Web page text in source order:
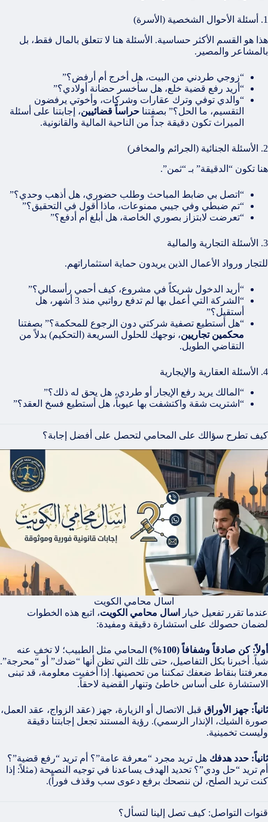
1. أسئلة الأحوال الشخصية (الأسرة)
هذا هو القسم الأكثر حساسية. الأسئلة هنا لا تتعلق بالمال فقط، بل
بالمشاعر والمصير.
“زوجي طردني من البيت، هل أخرج أم أرفض؟”
“أريد رفع قضية خلع، هل سأخسر حضانة أولادي؟”
“والدي توفي وترك عقارات وشركات، وأخوتي يرفضون
التقسيم، ما الحل؟” بصفتنا حراساً قضائيين، إجابتنا على أسئلة
الميراث تكون دقيقة جداً من الناحية المالية والقانونية.
2. الأسئلة الجنائية (الجرائم والمخافر)
هنا تكون “الدقيقة” بـ “ثمن”.
“اتصل بي ضابط المباحث وطلب حضوري، هل أذهب وحدي؟”
“تم ضبطي وفي جيبي ممنوعات، ماذا أقول في التحقيق؟”
“تعرضت لابتزاز بصوري الخاصة، هل أبلغ أم أدفع؟”
3. الأسئلة التجارية والمالية
للتجار ورواد الأعمال الذين يريدون حماية استثماراتهم.
“أريد الدخول شريكاً في مشروع، كيف أحمي رأسمالي؟”
“الشركة التي أعمل بها لم تدفع رواتبي منذ 3 أشهر، هل
أستقيل؟”
“هل أستطيع تصفية شركتي دون الرجوع للمحكمة؟” بصفتنا
محكمين تجاريين، نوجهك للحلول السريعة (التحكيم) بدلاً من
التقاضي الطويل.
4. الأسئلة العقارية والإيجارية
“المالك يريد رفع الإيجار أو طردي، هل يحق له ذلك؟”
“اشتريت شقة واكتشفت بها عيوباً، هل أستطيع فسخ العقد؟”
كيف تطرح سؤالك على المحامي لتحصل على أفضل إجابة؟
اسال محامي الكويت
عندما تقرر تفعيل خيار
اسال محامي الكويت، اتبع هذه الخطوات
لضمان حصولك على استشارة دقيقة ومفيدة:
أولاً: كن صادقاً وشفافاً (100%)
المحامي مثل الطبيب؛ لا تخفِ عنه
شياً. أخبرنا بكل التفاصيل، حتى تلك التي تظن أنها “ضدك” أو “محرجة”.
معرفتنا بنقاط ضعفك تمكننا من تحصينها. إذا أخفيت معلومة، قد تبنى
الاستشارة على أساس خاطئ وتنهار القضية لاحقاً.
ثانياً: جهز الأوراق قبل الاتصال أو الزيارة، جهز (عقد الزواج، عقد العمل،
صورة الشيك، الإنذار الرسمي). رؤية المستند تجعل إجابتنا دقيقة
وليست تخمينية.
ثانياً: حدد هدفك هل تريد مجرد “معرفة عامة”؟ أم تريد “رفع قضية”؟
أم تريد “حل ودي”؟ تحديد الهدف يساعدنا في توجيه النصيحة (مثلاً: إذا
كنت تريد الصلح، لن ننصحك برفع دعوى سب وقذف فوراً).
قنوات التواصل: كيف تصل إلينا لتسأل؟